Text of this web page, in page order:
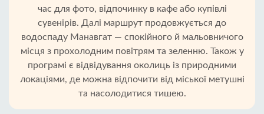
час для фото, відпочинку в кафе або купівлі
сувенірів. Далі маршрут продовжується до
водоспаду Манавгат — спокійного й мальовничого
місця з прохолодним повітрям та зеленню. Також у
програмі є відвідування околиць із природними
локаціями, де можна відпочити від міської метушні
та насолодитися тишею.